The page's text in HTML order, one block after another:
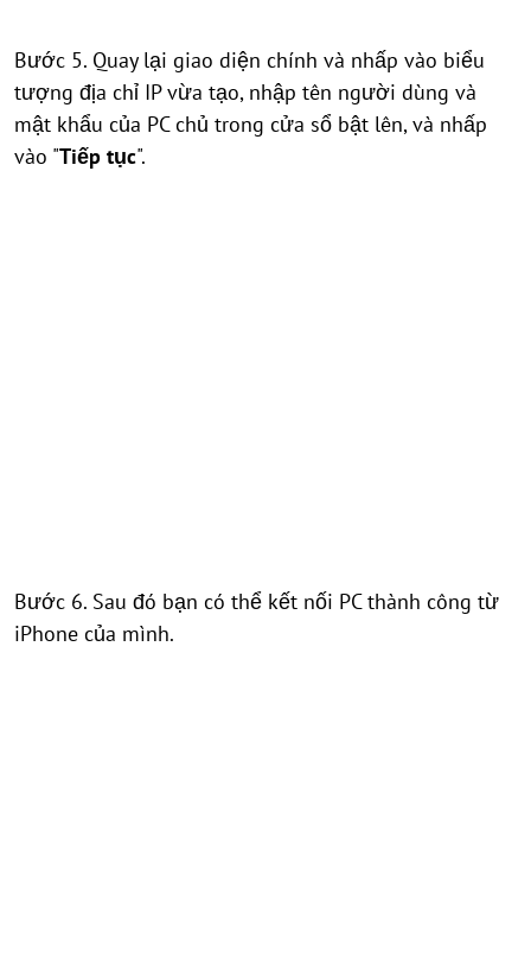
Bước 5. Quay lại giao diện chính và nhấp vào biểu
tượng địa chỉ IP vừa tạo, nhập tên người dùng và
mật khẩu của PC chủ trong cửa sổ bật lên, và nhấp
vào "Tiếp tục".
Bước 6. Sau đó bạn có thể kết nối PC thành công từ
iPhone của mình.